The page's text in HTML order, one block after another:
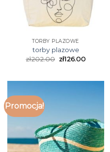
TORBY PLAZOWE
torby plazowe
zł202.00 zł126.00
Promocja!